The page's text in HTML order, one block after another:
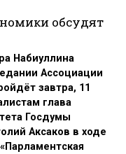
обсудят
Набиуллина
Ассоциации
завтра, 11
глава
Госдумы
Аксаков в ходе